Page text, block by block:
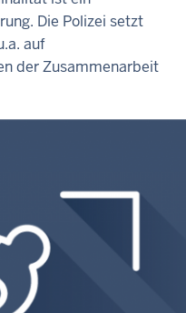
Die Polizei setzt
auf
der Zusammenarbeit